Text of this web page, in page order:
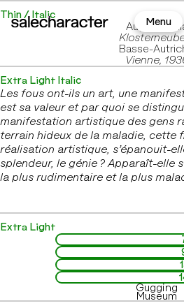
Menu
Thin / Italic
August
Basse-
Vienne,
Extra Light Italic
Les fous ont-ils un art, une
est sa valeur et par quoi se
manifestation artistique des gens
terrain hideux de la maladie, cette
réalisation artistique, s’épanouit-
splendeur, le génie ? Apparaît-elle
la plus rudimentaire et la plus
Extra Light
Gugging
Museum